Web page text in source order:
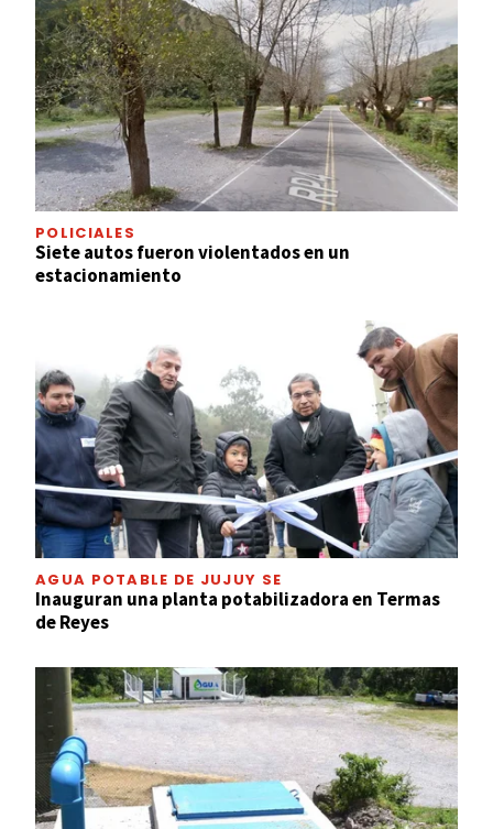
POLICIALES
Siete autos fueron violentados en un
estacionamiento
AGUA POTABLE DE JUJUY SE
Inauguran una planta potabilizadora en Termas
de Reyes